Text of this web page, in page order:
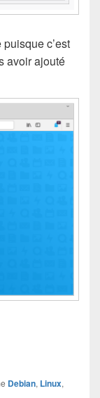
c’est
avoir ajouté
Debian, Linux,